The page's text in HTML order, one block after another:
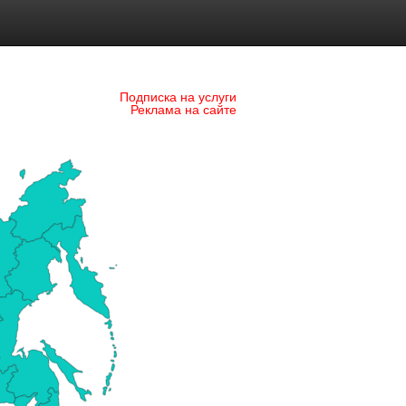
Подписка на услуги
Реклама на сайте